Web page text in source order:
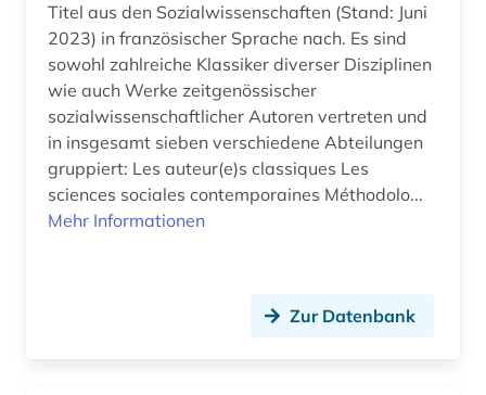
Titel aus den Sozialwissenschaften (Stand: Juni
2023) in französischer Sprache nach. Es sind
sowohl zahlreiche Klassiker diverser Disziplinen
wie auch Werke zeitgenössischer
sozialwissenschaftlicher Autoren vertreten und
in insgesamt sieben verschiedene Abteilungen
gruppiert: Les auteur(e)s classiques Les
sciences sociales contemporaines Méthodolo...
Mehr Informationen
Zur Datenbank